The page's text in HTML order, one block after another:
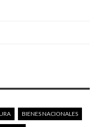
BIENES NACIONALES